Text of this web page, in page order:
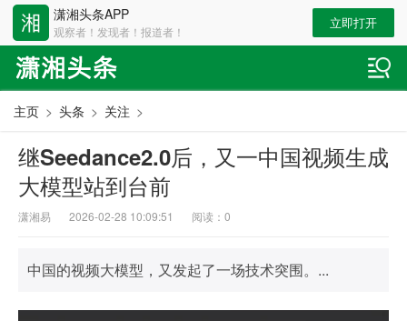
潇湘头条APP
观察者！发现者！报道者！
立即打开
主页 > 头条 > 关注 >
继Seedance2.0后，又一中国视频生成
大模型站到台前
潇湘易 2026-02-28 10:09:51 阅读： 0
中国的视频大模型，又发起了一场技术突围。...